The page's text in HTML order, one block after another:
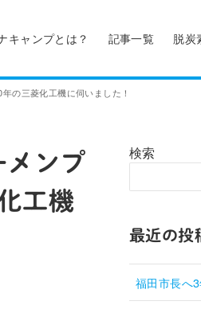
キャンプとは？ 記事一覧 脱炭
の三菱化工機に伺いました！
ンプ
工機
検索
最近の投
福田市長へ